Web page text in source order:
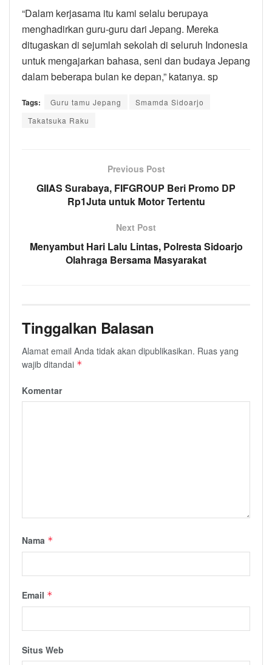
“Dalam kerjasama itu kami selalu berupaya
menghadirkan guru-guru dari Jepang. Mereka
ditugaskan di sejumlah sekolah di seluruh Indonesia
untuk mengajarkan bahasa, seni dan budaya Jepang
dalam beberapa bulan ke depan,” katanya. sp
Tags: Guru tamu Jepang
Smamda Sidoarjo
Takatsuka Raku
Previous Post
GIIAS Surabaya, FIFGROUP Beri Promo DP
Rp1Juta untuk Motor Tertentu
Next Post
Menyambut Hari Lalu Lintas, Polresta Sidoarjo
Olahraga Bersama Masyarakat
Tinggalkan Balasan
Alamat email Anda tidak akan dipublikasikan. Ruas yang
wajib ditandai *
Komentar
Nama *
Email *
Situs Web